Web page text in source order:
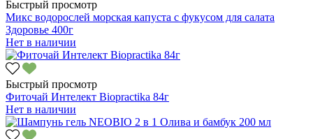
Быстрый просмотр
Микс водорослей морская капуста с фукусом для салата
Здоровье 400г
Нет в наличии
Быстрый просмотр
Фиточай Интелект Biopractika 84г
Нет в наличии